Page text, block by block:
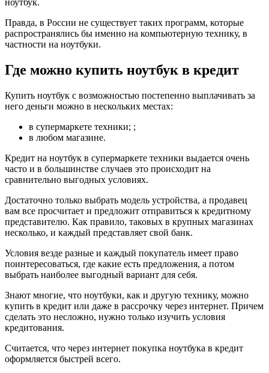
Правда, в России не существует таких программ, которые
распространялись бы именно на компьютерную технику, в
частности на ноутбуки.
Где можно купить ноутбук в кредит
Купить ноутбук с возможностью постепенно выплачивать за
него деньги можно в нескольких местах:
в супермаркете техники; ;
в любом магазине.
Кредит на ноутбук в супермаркете техники выдается очень
часто и в большинстве случаев это происходит на
сравнительно выгодных условиях.
Достаточно только выбрать модель устройства, а продавец
вам все просчитает и предложит отправиться к кредитному
представителю. Как правило, таковых в крупных магазинах
несколько, и каждый представляет свой банк.
Условия везде разные и каждый покупатель имеет право
поинтересоваться, где какие есть предложения, а потом
выбрать наиболее выгодный вариант для себя.
Знают многие, что ноутбуки, как и другую технику, можно
купить в кредит или даже в рассрочку через интернет. Причем
сделать это несложно, нужно только изучить условия
кредитования.
Считается, что через интернет покупка ноутбука в кредит
оформляется быстрей всего.